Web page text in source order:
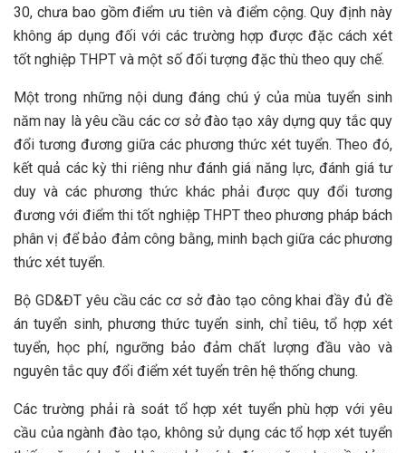
30, chưa bao gồm điểm ưu tiên và điểm cộng. Quy định này
không áp dụng đối với các trường hợp được đặc cách xét
tốt nghiệp THPT và một số đối tượng đặc thù theo quy chế.
Một trong những nội dung đáng chú ý của mùa tuyển sinh
năm nay là yêu cầu các cơ sở đào tạo xây dựng quy tắc quy
đổi tương đương giữa các phương thức xét tuyển. Theo đó,
kết quả các kỳ thi riêng như đánh giá năng lực, đánh giá tư
duy và các phương thức khác phải được quy đổi tương
đương với điểm thi tốt nghiệp THPT theo phương pháp bách
phân vị để bảo đảm công bằng, minh bạch giữa các phương
thức xét tuyển.
Bộ GD&ĐT yêu cầu các cơ sở đào tạo công khai đầy đủ đề
án tuyển sinh, phương thức tuyển sinh, chỉ tiêu, tổ hợp xét
tuyển, học phí, ngưỡng bảo đảm chất lượng đầu vào và
nguyên tắc quy đổi điểm xét tuyển trên hệ thống chung.
Các trường phải rà soát tổ hợp xét tuyển phù hợp với yêu
cầu của ngành đào tạo, không sử dụng các tổ hợp xét tuyển